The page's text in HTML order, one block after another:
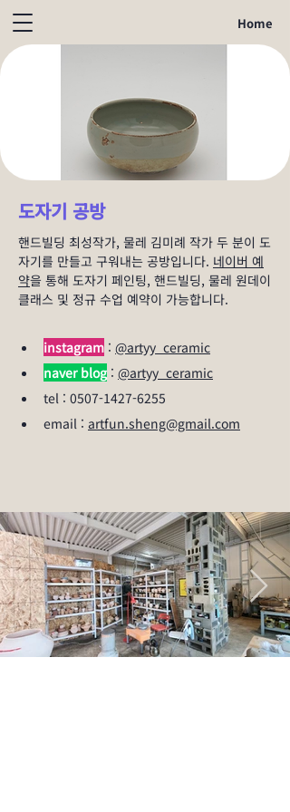
Home
도자기 공방
핸드빌딩 최성작가, 물레 김미례 작가 두 분이 도
자기를 만들고 구워내는 공방입니다. 네이버 예
약을 통해 도자기 페인팅, 핸드빌딩, 물레 원데이
클래스 및 정규 수업 예약이 가능합니다.
instagram : @artyy_ceramic
naver blog : @artyy_ceramic
tel : 0507-1427-6255
email : artfun.sheng@gmail.com